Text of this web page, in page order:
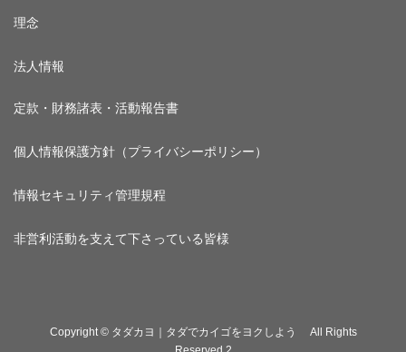
理念
法人情報
定款・財務諸表・活動報告書
個人情報保護方針（プライバシーポリシー）
情報セキュリティ管理規程
非営利活動を支えて下さっている皆様
Copyright © タダカヨ｜タダでカイゴをヨクしよう All Rights